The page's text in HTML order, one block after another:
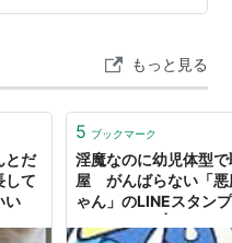
ザが「提案は3つまで」
るにゃwww ユーザの質
どんだけせ…
もっと見る
とだ
して
い
5 ブックマーク
淫魔なのに幼児体型
屋 がんばらない「悪
ゃん」のLINEスタン